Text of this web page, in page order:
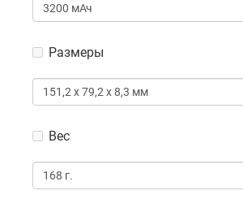
3200 мАч
Размеры
Размеры
151,2 х 79,2 х 8,3 мм
Вес
Вес168 г.